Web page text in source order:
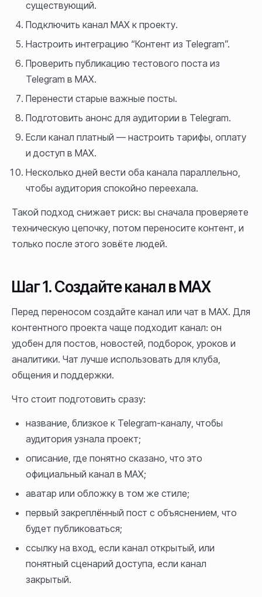
существующий.
Подключить канал MAX к проекту.
Настроить интеграцию “Контент из Telegram”.
Проверить публикацию тестового поста из
Telegram в MAX.
Перенести старые важные посты.
Подготовить анонс для аудитории в Telegram.
Если канал платный — настроить тарифы, оплату
и доступ в MAX.
Несколько дней вести оба канала параллельно,
чтобы аудитория спокойно переехала.
Такой подход снижает риск: вы сначала проверяете
техническую цепочку, потом переносите контент, и
только после этого зовёте людей.
Шаг 1. Создайте канал в MAX
Перед переносом создайте канал или чат в MAX. Для
контентного проекта чаще подходит канал: он
удобен для постов, новостей, подборок, уроков и
аналитики. Чат лучше использовать для клуба,
общения и поддержки.
Что стоит подготовить сразу:
название, близкое к Telegram-каналу, чтобы
аудитория узнала проект;
описание, где понятно сказано, что это
официальный канал в MAX;
аватар или обложку в том же стиле;
первый закреплённый пост с объяснением, что
будет публиковаться;
ссылку на вход, если канал открытый, или
понятный сценарий доступа, если канал
закрытый.